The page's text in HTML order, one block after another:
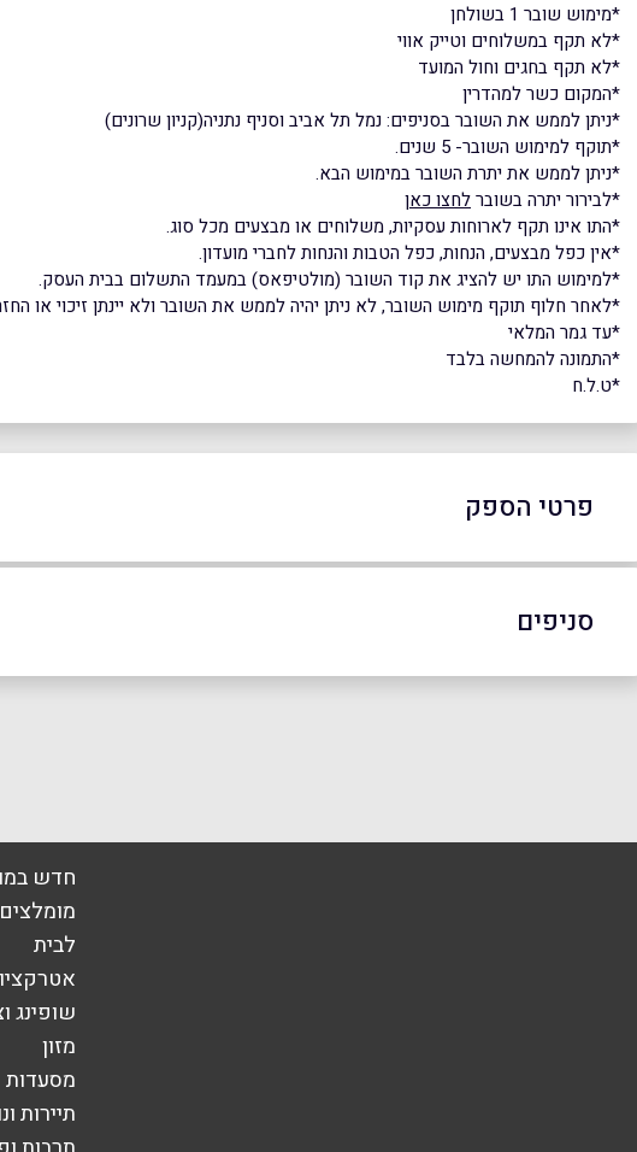
*מימוש שובר 1 בשולחן
*לא תקף במשלוחים וטייק אווי
*לא תקף בחגים וחול המועד
*המקום כשר למהדרין
*ניתן לממש את השובר בסניפים: נמל תל אביב וסניף נתניה(קניון שרונים)
*תוקף למימוש השובר- 5 שנים.
*ניתן לממש את יתרת השובר במימוש הבא.
*לבירור יתרה בשוברלחצו כאן
*התו אינו תקף לארוחות עסקיות, משלוחים או מבצעים מכל סוג.
*אין כפל מבצעים, הנחות, כפל הטבות והנחות לחברי מועדון.
*למימוש התו יש להציג את קוד השובר (מולטיפאס) במעמד התשלום בבית העסק.
*לאחר חלוף תוקף מימוש השובר, לא ניתן יהיה לממש את השובר ולא יינתן זיכוי או
*עד גמר המלאי
*התמונה להמחשה בלבד
*ט.ל.ח
פרטי הספק
סניפים
חדש
מומלצים
לבית
שופינג
מזון
מסעדות
תיירות